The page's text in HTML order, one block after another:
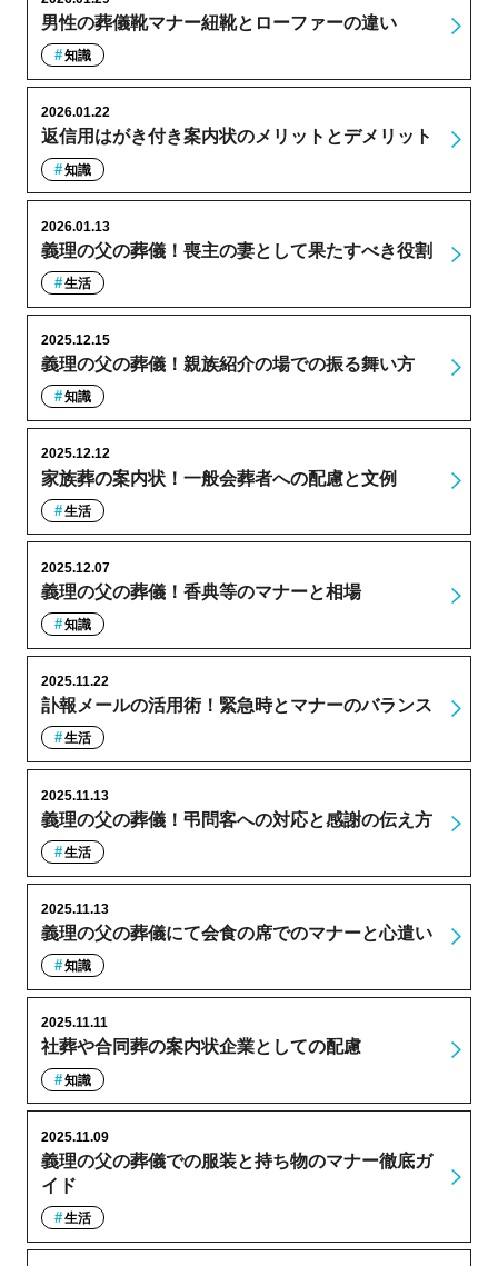
男性の葬儀靴マナー紐靴とローファーの違い
知識
返信用はがき付き案内状のメリットとデメリット
2026.01.22
知識
義理の父の葬儀！喪主の妻として果たすべき役割
2026.01.13
生活
義理の父の葬儀！親族紹介の場での振る舞い方
2025.12.15
知識
家族葬の案内状！一般会葬者への配慮と文例
2025.12.12
生活
義理の父の葬儀！香典等のマナーと相場
2025.12.07
知識
訃報メールの活用術！緊急時とマナーのバランス
2025.11.22
生活
義理の父の葬儀！弔問客への対応と感謝の伝え方
2025.11.13
生活
義理の父の葬儀にて会食の席でのマナーと心遣い
2025.11.13
知識
社葬や合同葬の案内状企業としての配慮
2025.11.11
知識
義理の父の葬儀での服装と持ち物のマナー徹底ガ
イド
2025.11.09
生活